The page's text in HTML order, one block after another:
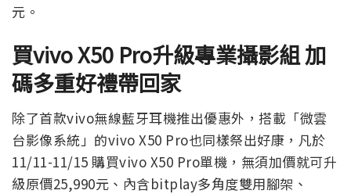
元。
買vivo X50 Pro升級專業攝影組 加
碼多重好禮帶回家
除了首款vivo無線藍牙耳機推出優惠外，搭載「微雲
台影像系統」的vivo X50 Pro也同樣祭出好康，凡於
11/11-11/15 購買vivo X50 Pro單機，無須加價就可升
級原價25,990元、內含bitplay多角度雙用腳架、